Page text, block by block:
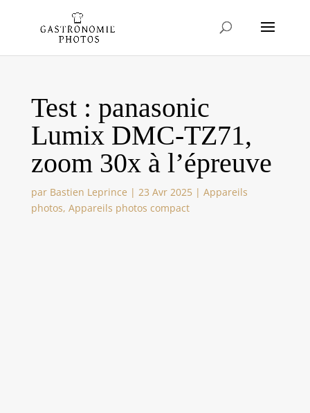
Test : panasonic
Lumix DMC-TZ71,
zoom 30x à l’épreuve
par Bastien Leprince | 23 Avr 2025| Appareils
photos, Appareils photos compact